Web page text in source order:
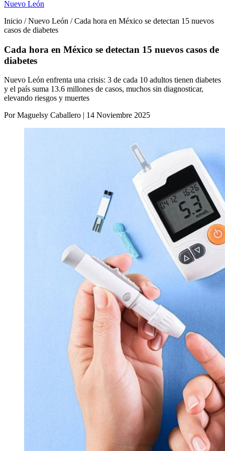
Nuevo León
Inicio / Nuevo León / Cada hora en México se detectan 15 nuevos
casos de diabetes
Cada hora en México se detectan 15 nuevos casos de
diabetes
Nuevo León enfrenta una crisis: 3 de cada 10 adultos tienen diabetes
y el país suma 13.6 millones de casos, muchos sin diagnosticar,
elevando riesgos y muertes
Por Maguelsy Caballero | 14 Noviembre 2025